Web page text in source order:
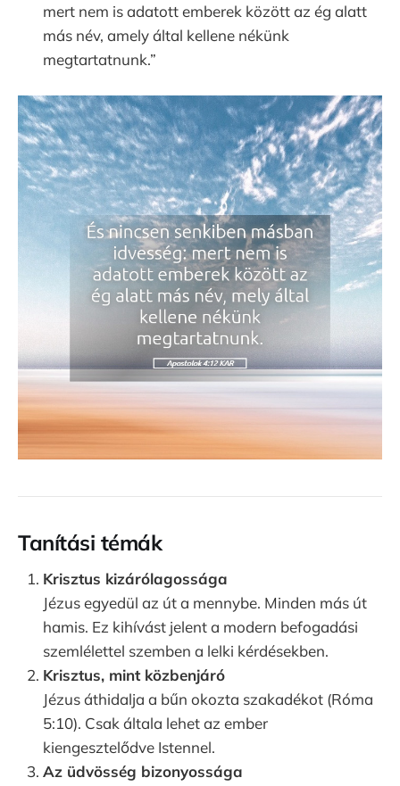
mert nem is adatott emberek között az ég alatt
más név, amely által kellene nékünk
megtartatnunk.”
Tanítási témák
Krisztus kizárólagossága
Jézus egyedül az út a mennybe. Minden más út
hamis. Ez kihívást jelent a modern befogadási
szemlélettel szemben a lelki kérdésekben.
Krisztus, mint közbenjáró
Jézus áthidalja a bűn okozta szakadékot (Róma
5:10). Csak általa lehet az ember
kiengesztelődve Istennel.
Az üdvösség bizonyossága